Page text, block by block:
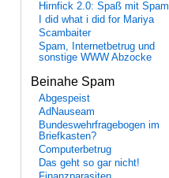
Hirnfick 2.0: Spaß mit Spam
I did what i did for Mariya
Scambaiter
Spam, Internetbetrug und
sonstige WWW Abzocke
Beinahe Spam
Abgespeist
AdNauseam
Bundeswehrfragebogen im
Briefkasten?
Computerbetrug
Das geht so gar nicht!